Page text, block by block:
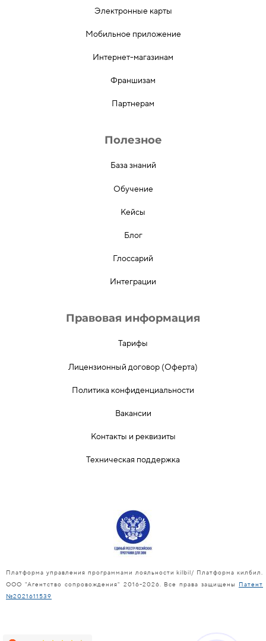
Электронные карты
Мобильное приложение
Интернет-магазинам
Франшизам
Партнерам
Полезное
База знаний
Обучение
Кейсы
Блог
Глоссарий
Интеграции
Правовая информация
Тарифы
Лицензионный договор (Оферта)
Политика конфиденциальности
Вакансии
Контакты и реквизиты
Техническая поддержка
Платформа управления программами лояльности kilbil/ Платформа килбил.
ООО "Агентство сопровождения" 2016-2026. Все права защищены Патент
№2021611539